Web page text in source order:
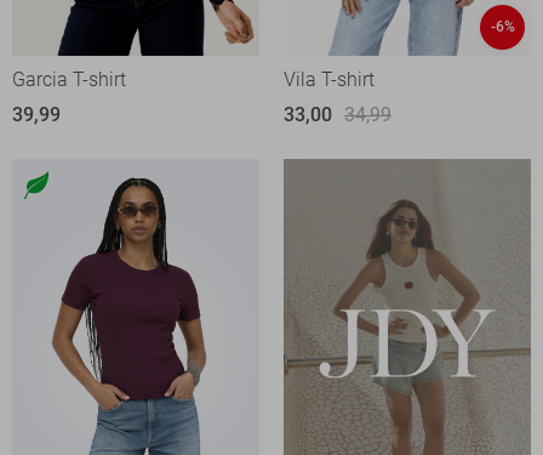
Garcia T-shirt
39,99
-6%
Vila T-shirt
33,00 34,99